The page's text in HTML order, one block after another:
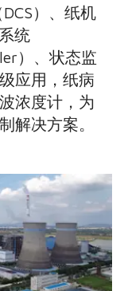
）、纸机
统
）、状态监
应用，纸病
浓度计，为
解决方案。